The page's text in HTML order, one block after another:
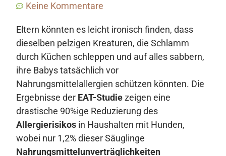
Keine Kommentare
Eltern könnten es leicht ironisch finden, dass
dieselben pelzigen Kreaturen, die Schlamm
durch Küchen schleppen und auf alles sabbern,
ihre Babys tatsächlich vor
Nahrungsmittelallergien schützen könnten. Die
Ergebnisse der EAT-Studiezeigen eine
drastische 90%ige Reduzierung des
Allergierisikos in Haushalten mit Hunden,
wobei nur 1,2% dieser Säuglinge
Nahrungsmittelunverträglichkeiten